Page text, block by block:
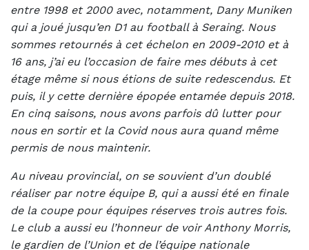
entre 1998 et 2000 avec, notamment, Dany Muniken
qui a joué jusqu’en D1 au football à Seraing. Nous
sommes retournés à cet échelon en 2009-2010 et à
16 ans, j’ai eu l’occasion de faire mes débuts à cet
étage même si nous étions de suite redescendus. Et
puis, il y cette dernière épopée entamée depuis 2018.
En cinq saisons, nous avons parfois dû lutter pour
nous en sortir et la Covid nous aura quand même
permis de nous maintenir.
Au niveau provincial, on se souvient d’un doublé
réaliser par notre équipe B, qui a aussi été en finale
de la coupe pour équipes réserves trois autres fois.
Le club a aussi eu l’honneur de voir Anthony Morris,
le gardien de l’Union et de l’équipe nationale